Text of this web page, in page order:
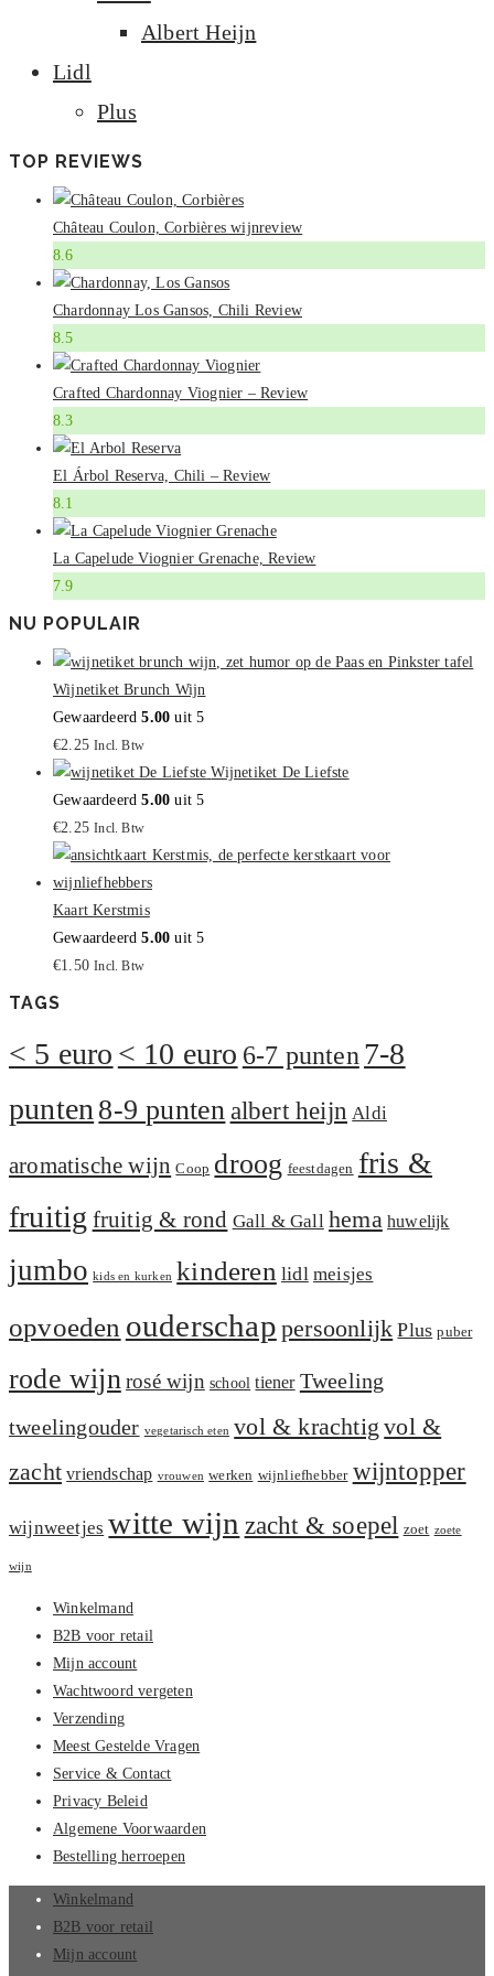
Albert Heijn
Lidl
Plus
TOP REVIEWS
Château Coulon, Corbières wijnreview
8.6
Chardonnay Los Gansos, Chili Review
8.5
Crafted Chardonnay Viognier – Review
8.3
El Árbol Reserva, Chili – Review
8.1
La Capelude Viognier Grenache, Review
7.9
NU POPULAIR
Wijnetiket Brunch Wijn
Gewaardeerd5.00 uit 5
€2.25 Incl. Btw
Wijnetiket De Liefste
Gewaardeerd5.00 uit 5
€2.25 Incl. Btw
Kaart Kerstmis
Gewaardeerd5.00 uit 5
€1.50 Incl. Btw
TAGS
< 5 euro < 10 euro 6-7 punten7-8
punten8-9 puntenalbert heijn Aldi
aromatische wijn Coop droog feestdagen fris &
fruitig fruitig & rond Gall & Gall hema huwelijk
jumbo kids en kurken kinderen lidl meisjes
opvoeden ouderschap persoonlijk Plus puber
rode wijn rosé wijn school tiener Tweeling
tweelingouder vegetarisch eten vol & krachtig vol &
zacht vriendschap vrouwen werken wijnliefhebber wijntopper
wijnweetjes witte wijn zacht & soepel zoet zoete
wijn
Winkelmand
B2B voor retail
Mijn account
Wachtwoord vergeten
Verzending
Meest Gestelde Vragen
Service & Contact
Privacy Beleid
Algemene Voorwaarden
Bestelling herroepen
Winkelmand
B2B voor retail
Mijn account